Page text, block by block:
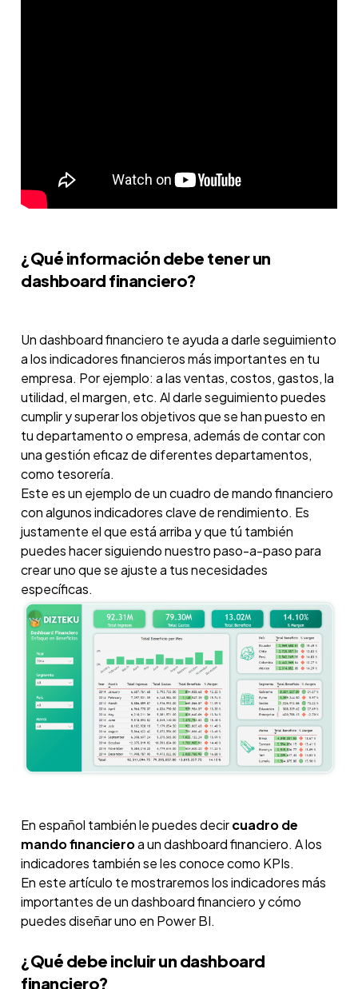
¿Qué información debe tener un
dashboard financiero?
Un dashboard financiero te ayuda a darle seguimiento
a los indicadores financieros más importantes en tu
empresa. Por ejemplo: a las ventas, costos, gastos, la
utilidad, el margen, etc. Al darle seguimiento puedes
cumplir y superar los objetivos que se han puesto en
tu departamento o empresa, además de contar con
una gestión eficaz de diferentes departamentos,
como tesorería.
Este es un ejemplo de un cuadro de mando financiero
con algunos indicadores clave de rendimiento. Es
justamente el que está arriba y que tú también
puedes hacer siguiendo nuestro paso-a-paso para
crear uno que se ajuste a tus necesidades
específicas.
En español también le puedes decircuadro de
mando financieroa un dashboard financiero. A los
indicadores también se les conoce como KPIs.
En este artículo te mostraremos los indicadores más
importantes de un dashboard financiero y cómo
puedes diseñar uno en Power BI.
¿Qué debe incluir un dashboard
financiero?